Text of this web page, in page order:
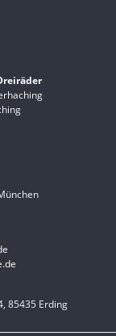
85435 Erding